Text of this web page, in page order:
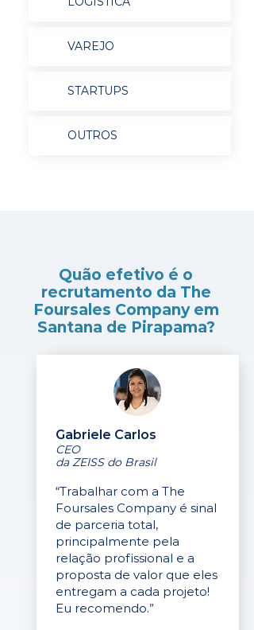
VAREJO
STARTUPS
OUTROS
Quão efetivo é o
recrutamento da The
Foursales Company em
Santana de Pirapama?
Gabriele Carlos
CEO
da ZEISS do Brasil
“Trabalhar com a The
Foursales Company é sinal
de parceria total,
principalmente pela
relação profissional e a
proposta de valor que eles
entregam a cada projeto!
Eu recomendo.”